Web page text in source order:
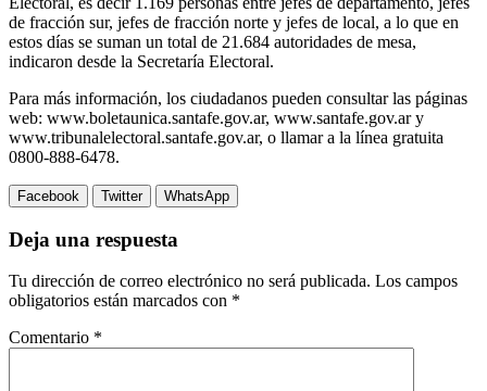
de fracción sur, jefes de fracción norte y jefes de local, a lo que en
estos días se suman un total de 21.684 autoridades de mesa,
indicaron desde la Secretaría Electoral.
Para más información, los ciudadanos pueden consultar las páginas
web: www.boletaunica.santafe.gov.ar, www.santafe.gov.ar y
www.tribunalelectoral.santafe.gov.ar, o llamar a la línea gratuita
0800-888-6478.
Facebook Twitter WhatsApp
Deja una respuesta
Tu dirección de correo electrónico no será publicada. Los campos
obligatorios están marcados con *
Comentario *